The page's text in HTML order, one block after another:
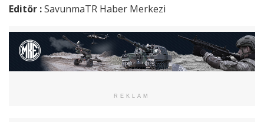
Editör :SavunmaTR Haber Merkezi
REKLAM